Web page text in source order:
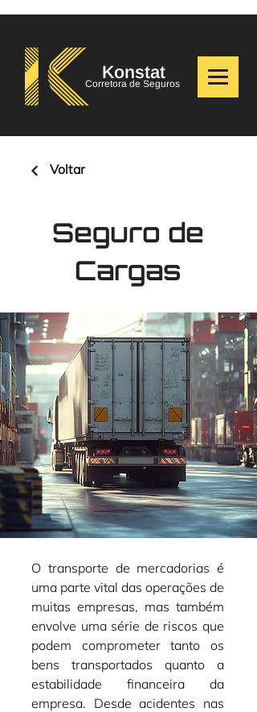
Konstat
Corretora de Seguros
Voltar
Seguro de
Cargas
O transporte de mercadorias é
uma parte vital das operações de
muitas empresas, mas também
envolve uma série de riscos que
podem comprometer tanto os
bens transportados quanto a
estabilidade financeira da
empresa. Desde acidentes nas